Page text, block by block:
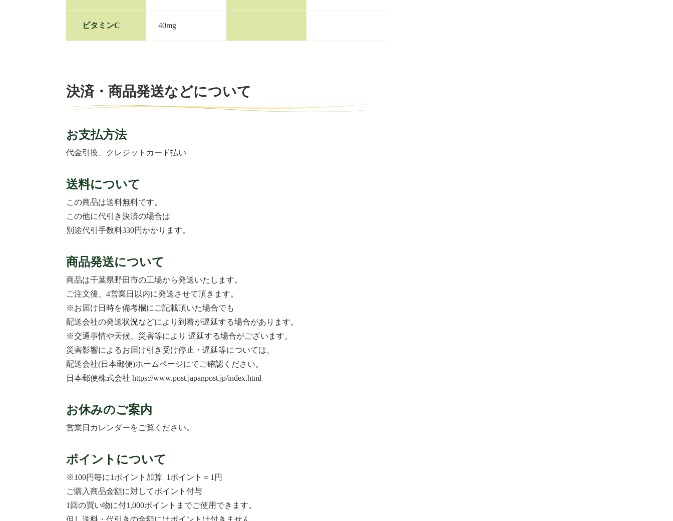
ビタミンC 40mg
決済・商品発送などについて
お支払方法
代金引換、クレジットカード払い
送料について
この商品は送料無料です。
この他に代引き決済の場合は
別途代引手数料330円かかります。
商品発送について
商品は千葉県野田市の工場から発送いたします。
ご注文後、4営業日以内に発送させて頂きます。
※お届け日時を備考欄にご記載頂いた場合でも
配送会社の発送状況などにより到着が遅延する場合があります。
※交通事情や天候、災害等により 遅延する場合がございます。
災害影響によるお届け引き受け停止・遅延等については、
配送会社(日本郵便)ホームページにてご確認ください。
日本郵便株式会社 https://www.post.japanpost.jp/index.html
お休みのご案内
営業日カレンダーをご覧ください。
ポイントについて
※100円毎に1ポイント加算 1ポイント＝1円
ご購入商品金額に対してポイント付与
1回の買い物に付1,000ポイントまでご使用できます。
但し送料・代引きの金額にはポイントは付きません、